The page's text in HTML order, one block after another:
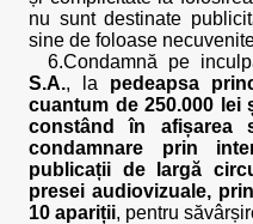
nu sunt destinate
sine de foloase
6.Condamnă pe
S.A., la pedeapsa
cuantum de 250.000 lei
constând în afișarea
condamnare prin
publicații de largă
presei audiovizuale,
10 apariții, pentru